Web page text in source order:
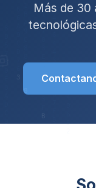
Más de 30